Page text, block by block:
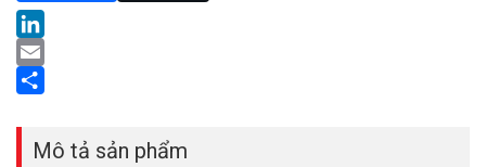
LinkedIn
Email
Mô tả sản phẩm